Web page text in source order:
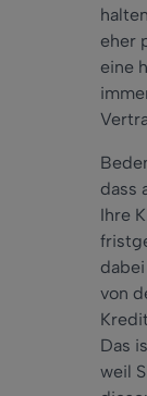
eher
eine
dass
Ihre
von
Das
weil